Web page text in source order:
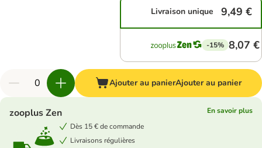
Livraison unique 9,49 €
-15% 8,07 €
Ajouter au panierAjouter au panier
zooplus Zen
En savoir plus
Dès 15 € de commande
Livraisons régulières